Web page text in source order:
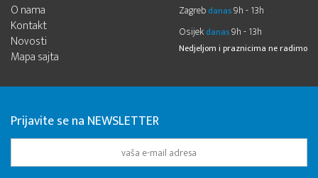
O nama
Kontakt
Novosti
Mapa sajta
Zagreb danas9h - 13h
Osijek danas9h - 13h
Nedjeljom i praznicima ne radimo
Prijavite se na NEWSLETTER